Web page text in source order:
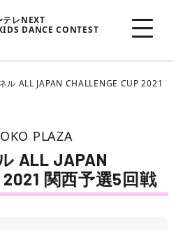
テレNEXT
DANCE CONTEST
ル ALL JAPAN CHALLENGE CUP 2021
PLAZA
ALL JAPAN
2021 関西予選5回戦